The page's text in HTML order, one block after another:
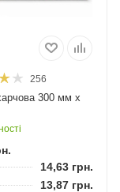
256
300 мм х
14,63грн.
13,87грн.